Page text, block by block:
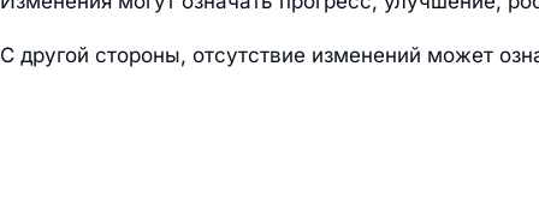
С другой стороны, отсутствие изменений может